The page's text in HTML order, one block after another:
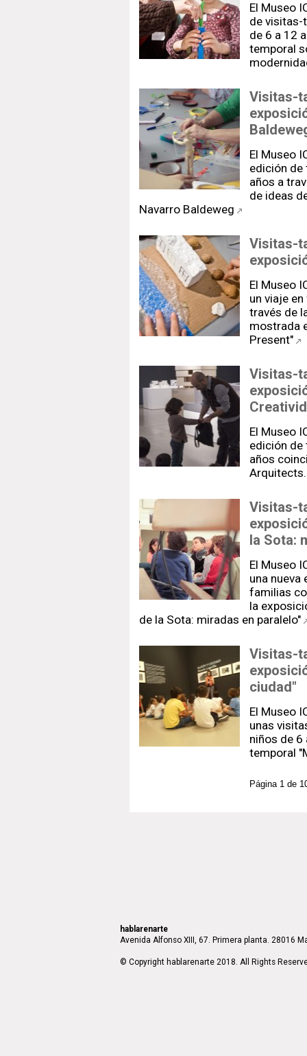
El Museo
de visitas-
de 6 a 12
temporal
Visitas-
El Museo
edición de
años a
de ideas
Navarro Baldeweg
Visitas-
El Museo
un viaje
través de
mostrada
Present"
Visitas-
El Museo
edición de
años
Visitas-
la Sota:
El Museo
una nueva
familias
la
de la Sota: miradas en paralelo"
Visitas-
ciudad"
El Museo
unas
niños de 6
temporal
Página 1 de
hablarenarte
Avenida Alfonso XIII, 67. Primera planta. 28016
© Copyright hablarenarte 2018. All Rights